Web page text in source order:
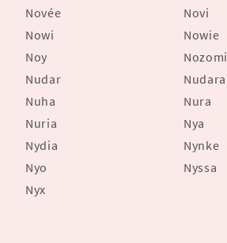
Novée
Novi
Nowi
Nowie
Noy
Nozomi
Nudar
Nudara
Nuha
Nura
Nuria
Nya
Nydia
Nynke
Nyo
Nyssa
Nyx